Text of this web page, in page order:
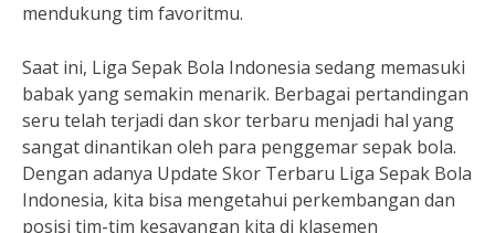
mendukung tim favoritmu.
Saat ini, Liga Sepak Bola Indonesia sedang memasuki
babak yang semakin menarik. Berbagai pertandingan
seru telah terjadi dan skor terbaru menjadi hal yang
sangat dinantikan oleh para penggemar sepak bola.
Dengan adanya Update Skor Terbaru Liga Sepak Bola
Indonesia, kita bisa mengetahui perkembangan dan
posisi tim-tim kesayangan kita di klasemen